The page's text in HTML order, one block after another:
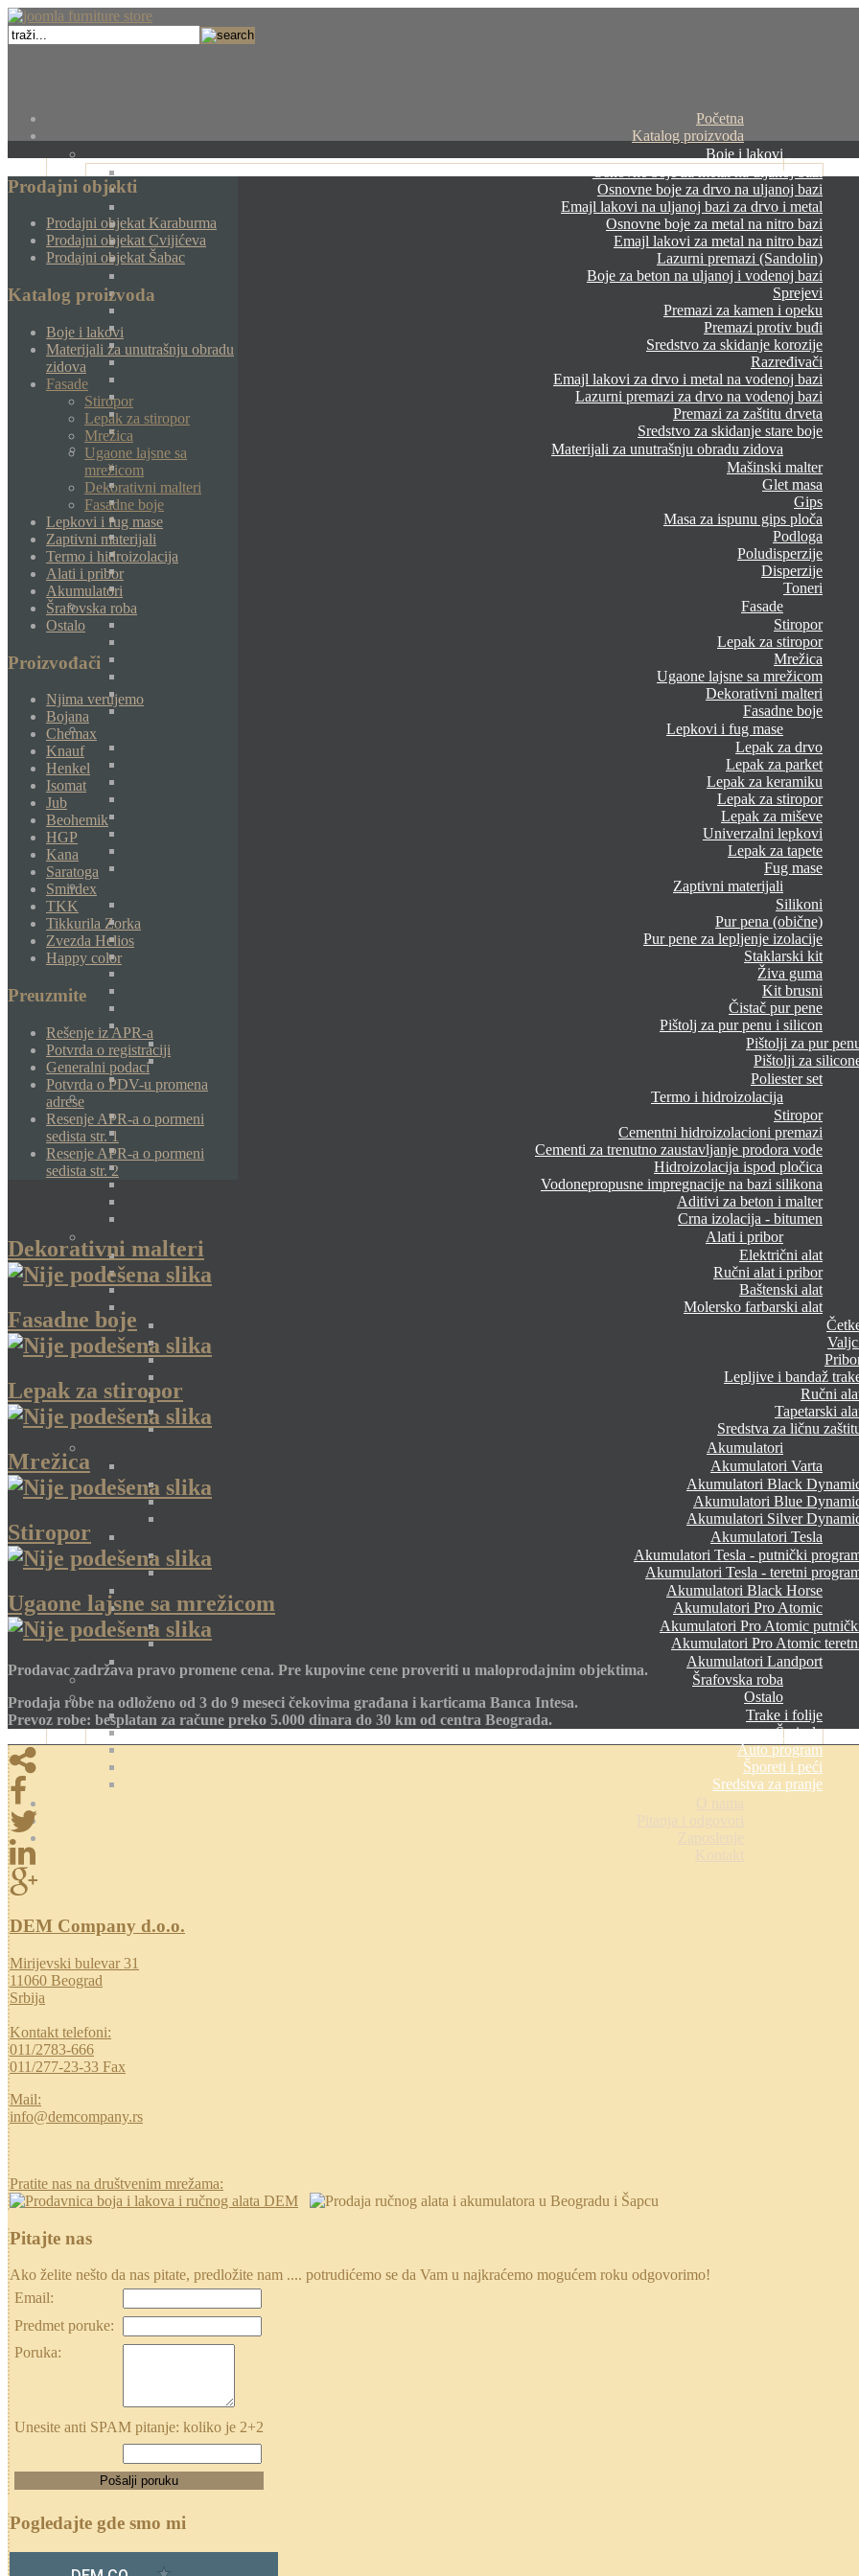
Početna
Katalog proizvoda
Boje i lakovi
Osnovne boje za metal na uljanoj bazi
Osnovne boje za drvo na uljanoj bazi
Emajl lakovi na uljanoj bazi za drvo i metal
Osnovne boje za metal na nitro bazi
Emajl lakovi za metal na nitro bazi
Lazurni premazi (Sandolin)
Boje za beton na uljanoj i vodenoj bazi
Sprejevi
Premazi za kamen i opeku
Premazi protiv buđi
Sredstvo za skidanje korozije
Razređivači
Emajl lakovi za drvo i metal na vodenoj bazi
Lazurni premazi za drvo na vodenoj bazi
Premazi za zaštitu drveta
Sredstvo za skidanje stare boje
Materijali za unutrašnju obradu zidova
Mašinski malter
Glet masa
Gips
Masa za ispunu gips ploča
Podloga
Poludisperzije
Disperzije
Toneri
Fasade
Stiropor
Lepak za stiropor
Mrežica
Ugaone lajsne sa mrežicom
Dekorativni malteri
Fasadne boje
Lepkovi i fug mase
Lepak za drvo
Lepak za parket
Lepak za keramiku
Lepak za stiropor
Lepak za miševe
Univerzalni lepkovi
Lepak za tapete
Fug mase
Zaptivni materijali
Silikoni
Pur pena (obične)
Pur pene za lepljenje izolacije
Staklarski kit
Živa guma
Kit brusni
Čistač pur pene
Pištolj za pur penu i silicon
Pištolji za pur
Pištolji za
Poliester set
Termo i hidroizolacija
Stiropor
Cementni hidroizolacioni premazi
Cementi za trenutno zaustavljanje prodora vode
Hidroizolacija ispod pločica
Vodonepropusne impregnacije na bazi silikona
Aditivi za beton i malter
Crna izolacija - bitumen
Alati i pribor
Električni alat
Ručni alat i pribor
Baštenski alat
Molersko farbarski alat
Lepljive i bandaž
Ručni
Tapetarski
Sredstva za ličnu
Akumulatori
Akumulatori Varta
Akumulatori Black
Akumulatori Blue
Akumulatori Silver
Akumulatori Tesla
Akumulatori Tesla - putnički
Akumulatori Tesla - teretni
Akumulatori Black Horse
Akumulatori Pro Atomic
Akumulatori Pro Atomic
Akumulatori Pro Atomic
Akumulatori Landport
Šrafovska roba
Ostalo
Trake i folije
Šmirgle
Auto program
Šporeti i peći
Sredstva za pranje
Prodajni objekti
Prodajni objekat Karaburma
Prodajni objekat Cvijićeva
Prodajni objekat Šabac
Katalog proizvoda
Boje i lakovi
Materijali za unutrašnju obradu
zidova
Fasade
Stiropor
Lepak za stiropor
Mrežica
Ugaone lajsne sa
mrežicom
Dekorativni malteri
Fasadne boje
Lepkovi i fug mase
Zaptivni materijali
Termo i hidroizolacija
Alati i pribor
Akumulatori
Šrafovska roba
Ostalo
Proizvođači
Njima verujemo
Bojana
Chemax
Knauf
Henkel
Isomat
Jub
Beohemik
HGP
Kana
Saratoga
Smirdex
TKK
Tikkurila Zorka
Zvezda Helios
Happy color
Preuzmite
Rešenje iz APR-a
Potvrda o registraciji
Generalni podaci
Potvrda o PDV-u promena
adrese
Resenje APR-a o pormeni
sedista str. 1
Resenje APR-a o pormeni
sedista str. 2
Dekorativni malteri
Fasadne boje
Lepak za stiropor
Mrežica
Stiropor
Ugaone lajsne sa mrežicom
Prodavac zadržava pravo promene cena. Pre kupovine cene proveriti u maloprodajnim objektima.
Prodaja robe na odloženo od 3 do 9 meseci čekovima građana i karticama Banca Intesa.
Prevoz robe: besplatan za račune preko 5.000 dinara do 30 km od centra Beograda.
DEM Company d.o.o.
Mirijevski bulevar 31
11060 Beograd
Srbija
Kontakt telefoni:
011/2783-666
011/277-23-33 Fax
Mail:
info@demcompany.rs
Pratite nas na društvenim mrežama:
Pitajte nas
Ako želite nešto da nas pitate, predložite nam .... potrudićemo se da Vam u najkraćemo mogućem roku odgovorimo!
Email:
Predmet poruke:
Poruka:
Unesite anti SPAM pitanje: koliko je 2+2
Pogledajte gde smo mi